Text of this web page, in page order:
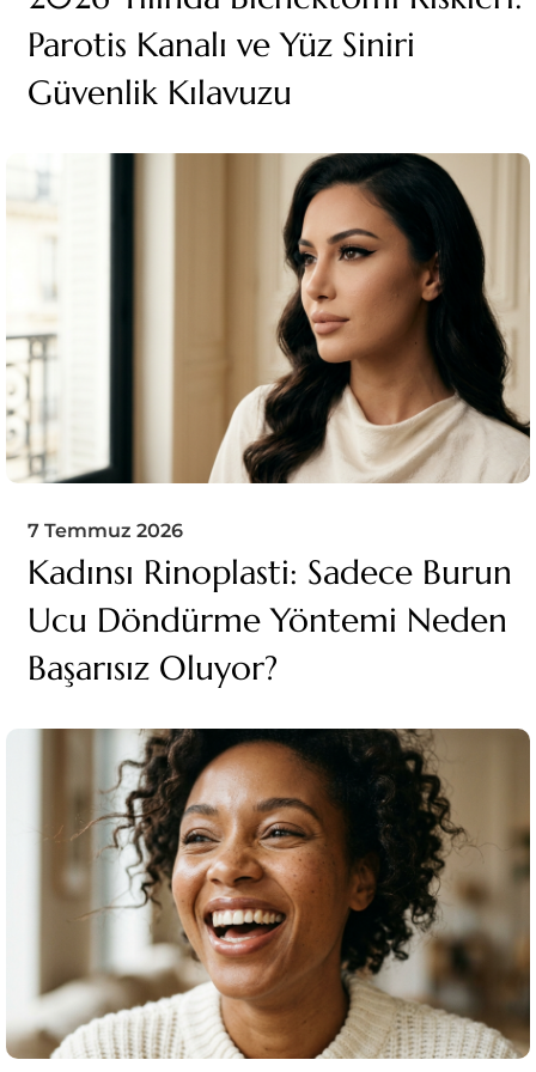
Parotis Kanalı ve Yüz Siniri
Güvenlik Kılavuzu
7 Temmuz 2026
Kadınsı Rinoplasti: Sadece Burun
Ucu Döndürme Yöntemi Neden
Başarısız Oluyor?